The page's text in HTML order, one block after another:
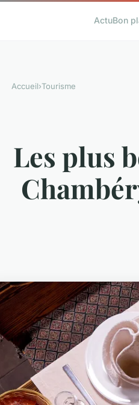
ActuBon
Accueil›Tourisme
Les plus